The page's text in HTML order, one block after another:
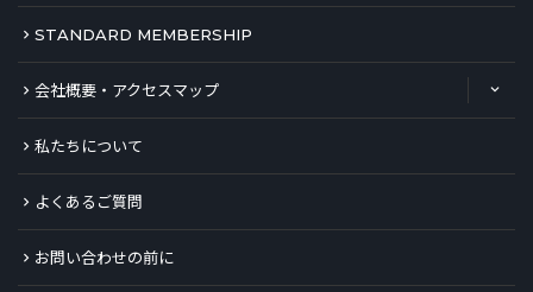
STANDARD MEMBERSHIP
会社概要・アクセスマップ
私たちについて
よくあるご質問
お問い合わせの前に